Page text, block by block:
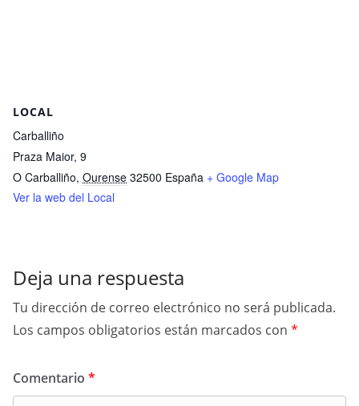
LOCAL
Carballiño
Praza Maior, 9
O Carballiño, Ourense 32500 España + Google Map
Ver la web del Local
Deja una respuesta
Tu dirección de correo electrónico no será publicada.
Los campos obligatorios están marcados con *
Comentario *